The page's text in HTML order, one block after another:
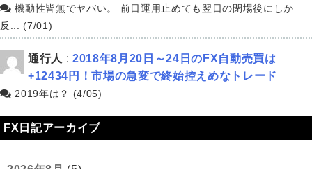
機動性皆無でヤバい。 前日運用止めても翌日の閉場後にしか
反... (7/01)
通行人 : 2018年8月20日～24日のFX自動売買は
+12434円！市場の急変で終始控えめなトレード
2019年は？ (4/05)
FX日記アーカイブ